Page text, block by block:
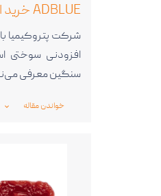
ADBLUE خرید ادبلو
افزودنی سوختی
سنگین معرفی
خواندن مقاله